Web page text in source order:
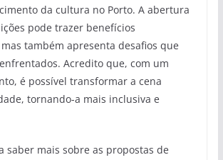
da cultura no Porto. A abertura
pode trazer benefícios
também apresenta desafios que
Acredito que, com um
é possível transformar a cena
tornando-a mais inclusiva e
saber mais sobre as propostas de